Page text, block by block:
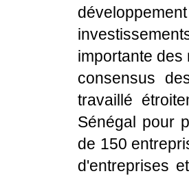
importante
consensus
travaillé
Sénégal pour
de 150
d'entreprises